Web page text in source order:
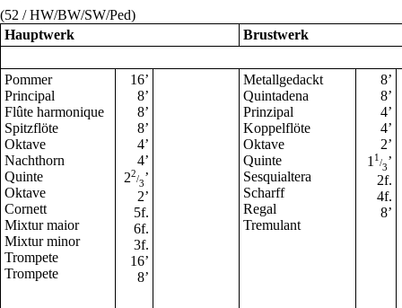
(52 / HW/BW/SW/Ped)
Hauptwerk
Brustwerk
Pommer
Principal
Flûte harmonique
Spitzflöte
Oktave
Nachthorn
Quinte
Oktave
Cornett
Mixtur maior
Mixtur minor
Trompete
Trompete
16’
8’
8’
8’
4’
4’
22
/3’
2’
5f.
6f.
3f.
16’
8’
Metallgedackt
Quintadena
Prinzipal
Koppelflöte
Oktave
Quinte
Sesquialtera
Scharff
Regal
Tremulant
8’
8’
4’
4’
2’
1 1
/3’
2f.
4f.
8’